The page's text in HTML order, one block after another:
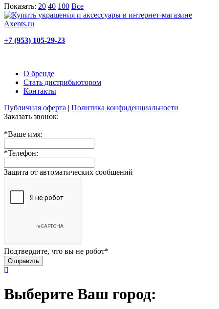
Показать: 20 40 100 Все
+7 (953) 105-29-23
О бренде
Стать дистрибьютором
Контакты
Публичная оферта | Политика конфиденциальности
Заказать звонок:
*Ваше имя:
*Телефон:
Защита от автоматических сообщений
Подтвердите, что вы не робот*
Выберите Ваш город: